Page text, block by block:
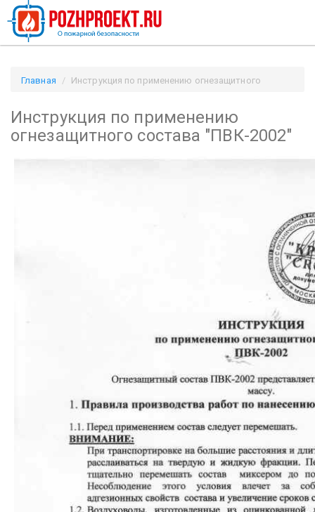
Главная
Инструкция по применению огнезащитного
Инструкция по применению
огнезащитного состава "ПВК-2002"